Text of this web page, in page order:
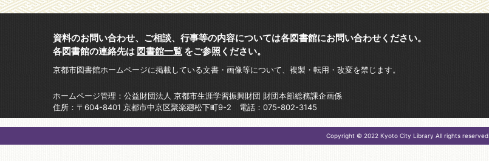
資料のお問い合わせ、ご相談、行事等の内容については各図書館にお問い合わせください。
各図書館の連絡先は 図書館一覧 をご参照ください。
京都市図書館ホームページに掲載している文書・画像等について、複製・転用・改変を禁じます。
ホームページ管理：公益財団法人 京都市生涯学習振興財団 財団本部総務課企画係
住所：〒604-8401 京都市中京区聚楽廻松下町9-2 電話：075-802-3145
Copyright © 2022 Kyoto City Library All rights reserved.